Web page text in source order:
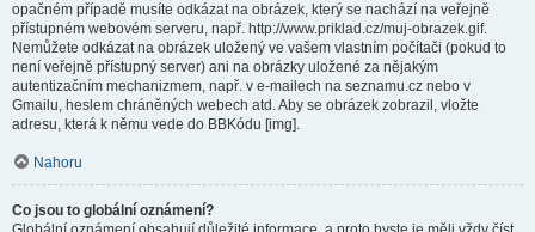
opačném případě musíte odkázat na obrázek, který se nachází na veřejně
přístupném webovém serveru, např. http://www.priklad.cz/muj-obrazek.gif.
Nemůžete odkázat na obrázek uložený ve vašem vlastním počítači (pokud to
není veřejně přístupný server) ani na obrázky uložené za nějakým
autentizačním mechanizmem, např. v e-mailech na seznamu.cz nebo v
Gmailu, heslem chráněných webech atd. Aby se obrázek zobrazil, vložte
adresu, která k němu vede do BBKódu [img].
Nahoru
Co jsou to globální oznámení?